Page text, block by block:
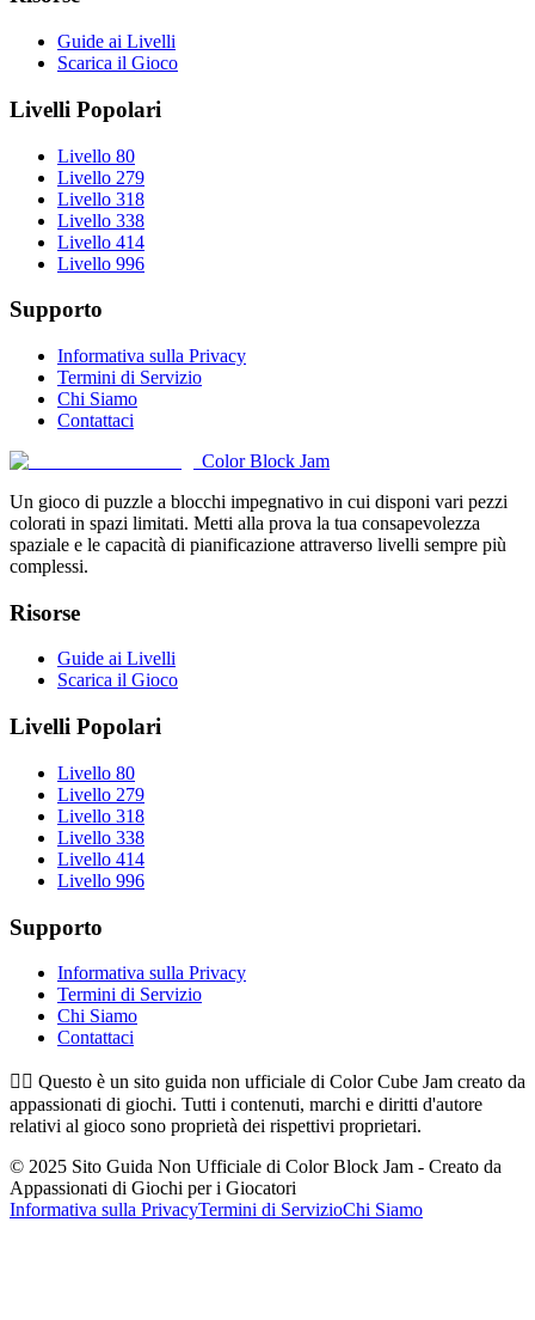
Guide ai Livelli
Scarica il Gioco
Livelli Popolari
Livello 80
Livello 279
Livello 318
Livello 338
Livello 414
Livello 996
Supporto
Informativa sulla Privacy
Termini di Servizio
Chi Siamo
Contattaci
Color Block Jam
Un gioco di puzzle a blocchi impegnativo in cui disponi vari pezzi
colorati in spazi limitati. Metti alla prova la tua consapevolezza
spaziale e le capacità di pianificazione attraverso livelli sempre più
complessi.
Risorse
Guide ai Livelli
Scarica il Gioco
Livelli Popolari
Livello 80
Livello 279
Livello 318
Livello 338
Livello 414
Livello 996
Supporto
Informativa sulla Privacy
Termini di Servizio
Chi Siamo
Contattaci
👉🏻 Questo è un sito guida non ufficiale di Color Cube Jam creato da
appassionati di giochi. Tutti i contenuti, marchi e diritti d'autore
relativi al gioco sono proprietà dei rispettivi proprietari.
© 2025 Sito Guida Non Ufficiale di Color Block Jam - Creato da
Appassionati di Giochi per i Giocatori
Informativa sulla PrivacyTermini di ServizioChi Siamo